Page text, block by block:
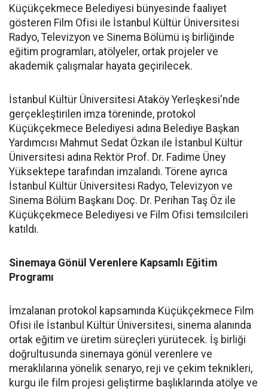
Küçükçekmece Belediyesi bünyesinde faaliyet
gösteren Film Ofisi ile İstanbul Kültür Üniversitesi
Radyo, Televizyon ve Sinema Bölümü iş birliğinde
eğitim programları, atölyeler, ortak projeler ve
akademik çalışmalar hayata geçirilecek.
İstanbul Kültür Üniversitesi Ataköy Yerleşkesi'nde
gerçekleştirilen imza töreninde, protokol
Küçükçekmece Belediyesi adına Belediye Başkan
Yardımcısı Mahmut Sedat Özkan ile İstanbul Kültür
Üniversitesi adına Rektör Prof. Dr. Fadime Üney
Yüksektepe tarafından imzalandı. Törene ayrıca
İstanbul Kültür Üniversitesi Radyo, Televizyon ve
Sinema Bölüm Başkanı Doç. Dr. Perihan Taş Öz ile
Küçükçekmece Belediyesi ve Film Ofisi temsilcileri
katıldı.
Sinemaya Gönül Verenlere Kapsamlı Eğitim
Programı
İmzalanan protokol kapsamında Küçükçekmece Film
Ofisi ile İstanbul Kültür Üniversitesi, sinema alanında
ortak eğitim ve üretim süreçleri yürütecek. İş birliği
doğrultusunda sinemaya gönül verenlere ve
meraklılarına yönelik senaryo, reji ve çekim teknikleri,
kurgu ile film projesi geliştirme başlıklarında atölye ve